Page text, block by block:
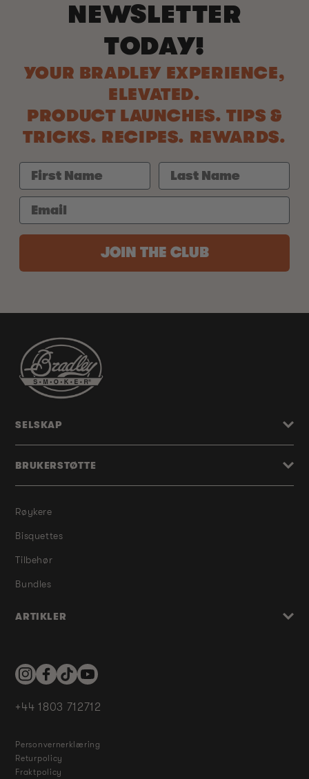
NEWSLETTER
TODAY!
YOUR BRADLEY EXPERIENCE,
ELEVATED.
PRODUCT LAUNCHES. TIPS &
TRICKS. RECIPES. REWARDS.
JOIN THE CLUB
Røykere
Bisquettes
Tilbehør
Bundles
ARTIKLER
SELSKAP
BRUKERSTØTTE
InstagramFacebookTikTokYouTube
+44 1803 712712
Personvernerklæring
Returpolicy
Fraktpolicy